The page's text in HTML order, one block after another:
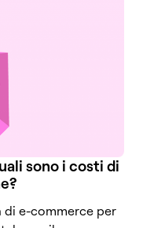
sono i costi di
di e-commerce per